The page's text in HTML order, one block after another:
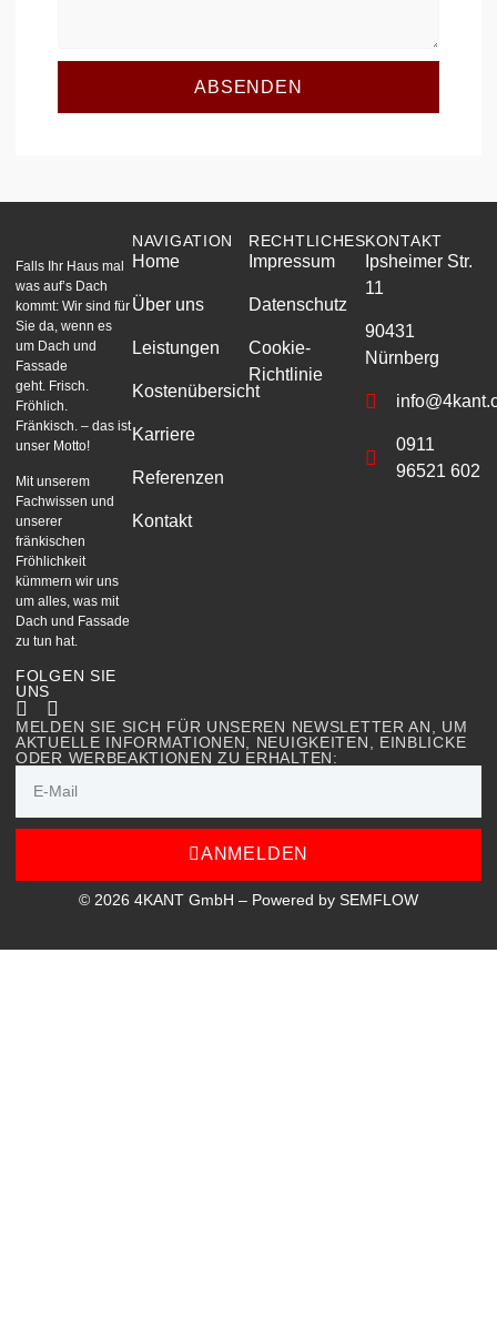
ABSENDEN
Falls Ihr Haus mal
was auf’s Dach
kommt: Wir sind für
Sie da, wenn es
um Dach und
Fassade
geht. Frisch.
Fröhlich.
Fränkisch. – das ist
unser Motto!
Mit unserem
Fachwissen und
unserer
fränkischen
Fröhlichkeit
kümmern wir uns
um alles, was mit
Dach und Fassade
zu tun hat.
FOLGEN SIE
UNS
NAVIGATION
Home
Über uns
Leistungen
Kostenübersicht
Karriere
Referenzen
Kontakt
RECHTLICHES
Impressum
Datenschutz
Cookie-
Richtlinie
KONTAKT
Ipsheimer Str.
11
90431
Nürnberg
0911
96521 602
MELDEN SIE SICH FÜR UNSEREN NEWSLETTER AN, UM
AKTUELLE INFORMATIONEN, NEUIGKEITEN, EINBLICKE
ODER WERBEAKTIONEN ZU ERHALTEN:
ANMELDEN
© 2026 4KANT GmbH – Powered by SEMFLOW